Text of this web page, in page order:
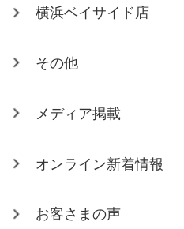
横浜ベイサイド店
その他
メディア掲載
オンライン新着情報
お客さまの声